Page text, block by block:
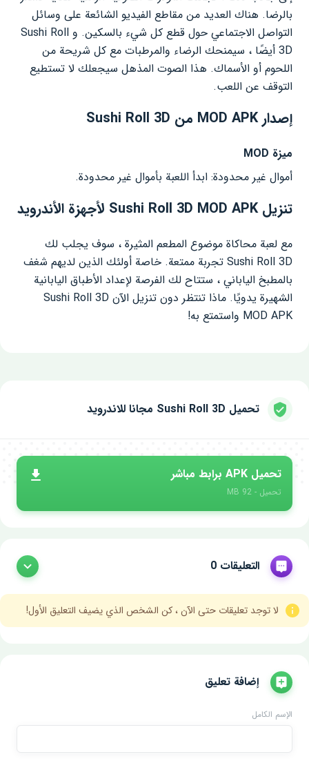
بالرضا. هناك العديد من مقاطع الفيديو الشائعة على وسائل
التواصل الاجتماعي حول قطع كل شيء بالسكين. و Sushi Roll
3D أيضًا ، سيمنحك الرضاء والمرطبات مع كل شريحة من
اللحوم أو الأسماك. هذا الصوت المذهل سيجعلك لا تستطيع
التوقف عن اللعب.
إصدار MOD APK من Sushi Roll 3D
ميزة MOD
أموال غير محدودة: ابدأ اللعبة بأموال غير محدودة.
تنزيل Sushi Roll 3D MOD APK لأجهزة الأندرويد
مع لعبة محاكاة موضوع المطعم المثيرة ، سوف يجلب لك
Sushi Roll 3D تجربة ممتعة. خاصة أولئك الذين لديهم شغف
بالمطبخ الياباني ، ستتاح لك الفرصة لإعداد الأطباق اليابانية
الشهيرة يدويًا. ماذا تنتظر دون تنزيل الآن Sushi Roll 3D
MOD APK واستمتع به!
تحميل Sushi Roll 3D مجانا للاندرويد
تحميل APK برابط مباشر
تحميل - 92 MB
التعليقات 0
لا توجد تعليقات حتى الآن ، كن الشخص الذي يضيف التعليق الأول!
إضافة تعليق
الإسم الكامل